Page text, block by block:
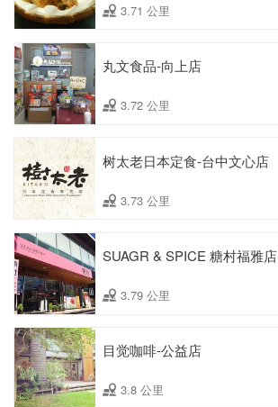
3.71 公里
丸文食品-向上店
3.72 公里
树太老日本定食-台中文心店
3.73 公里
SUAGR & SPICE 糖村福雅店
3.79 公里
目觉咖啡-公益店
3.8 公里